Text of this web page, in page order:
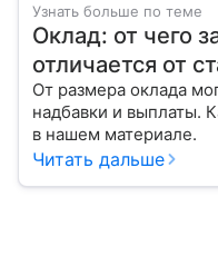
Узнать больше по теме
Оклад: от чего
отличается от
От размера оклада
надбавки и выплаты.
в нашем материале.
Читать дальше